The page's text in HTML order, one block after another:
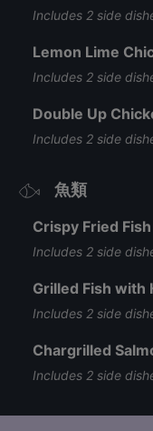
Includes 2 side
Lemon Lime
Includes 2 side
Double Up
Includes 2 side
魚類
Crispy Fried Fish
Includes 2 side
Grilled Fish with
Includes 2 side
Chargrilled
Includes 2 side